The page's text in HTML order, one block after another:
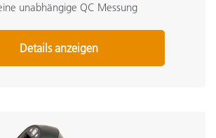
unabhängige QC Messung
Details anzeigen